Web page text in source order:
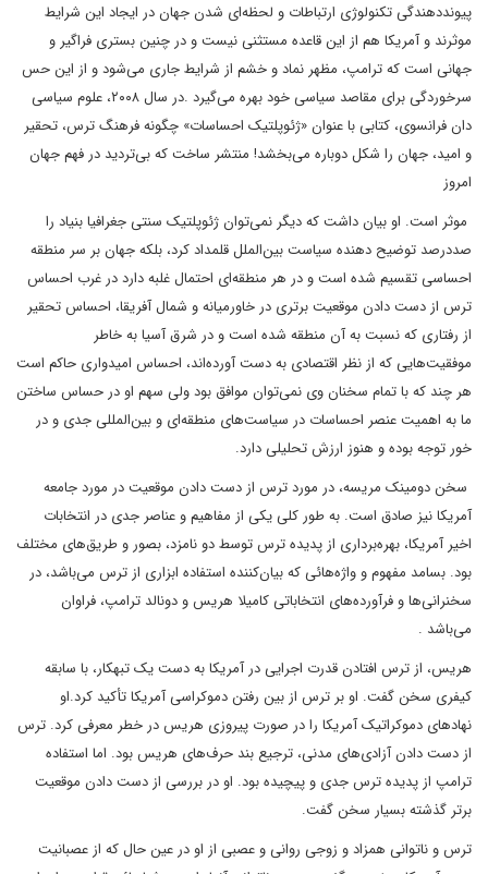
پیونددهندگی تکنولوژی ارتباطات و لحظه‌ای شدن جهان در ایجاد این شرایط
موثرند و آمریکا هم از این قاعده مستثنی نیست و در چنین بستری فراگیر و
جهانی است که ترامپ، مظهر نماد و خشم از شرایط جاری می‌شود و از این حس
سرخوردگی برای مقاصد سیاسی خود بهره می‌گیرد .در سال ۲۰۰۸، علوم سیاسی
دان فرانسوی، کتابی با عنوان «ژئوپلتیک احساسات» چگونه فرهنگ ترس، تحقیر
و امید، جهان را شکل دوباره می‌بخشد! منتشر ساخت که بی‌تردید در فهم جهان
امروز
موثر است. او بیان داشت که دیگر نمی‌توان ژئوپلتیک سنتی جغرافیا بنیاد را
صددرصد توضیح دهنده سیاست بین‌الملل قلمداد کرد، بلکه جهان بر سر منطقه
احساسی تقسیم شده است و در هر منطقه‌ای احتمال غلبه دارد در غرب احساس
ترس از دست دادن موقعیت‌ برتری در خاورمیانه و شمال آفریقا، احساس تحقیر
از رفتاری که نسبت به آن منطقه شده است و در شرق آسیا به خاطر
موفقیت‌هایی که از نظر اقتصادی به دست آورده‌اند، احساس امیدواری حاکم است
هر چند که با تمام سخنان وی نمی‌توان موافق بود ولی سهم او در حساس ساختن
ما به اهمیت عنصر احساسات در سیاست‌های منطقه‌ای و بین‌المللی جدی و در
خور توجه بوده و هنوز ارزش تحلیلی دارد.
سخن دومینک مریسه، در مورد ترس از دست دادن موقعیت در مورد جامعه
آمریکا نیز صادق است. به طور کلی یکی از مفاهیم و عناصر جدی در انتخابات
اخیر آمریکا، بهره‌برداری از پدیده ترس توسط دو نامزد، بصور و طریق‌های مختلف
بود. بسامد مفهوم و واژه‌هائی که بیان‌کننده استفاده ابزاری از ترس می‌باشد، در
سخنرانی‌ها و فرآورده‌های انتخاباتی کامیلا هریس و دونالد ترامپ، فراوان
می‌باشد .
هریس، از ترس افتادن قدرت اجرایی در آمریکا به دست یک تبهکار، با سابقه
کیفری سخن گفت. او بر ترس از بین رفتن دموکراسی آمریکا تأکید کرد.او
نهادهای دموکراتیک آمریکا را در صورت پیروزی هریس در خطر معرفی کرد. ترس
از دست دادن آزادی‌های مدنی، ترجیع بند حرف‌های هریس بود. اما استفاده
ترامپ از پدیده ترس جدی و پیچیده بود. او در بررسی از دست دادن موقعیت
برتر گذشته بسیار سخن گفت.
ترس و ناتوانی همزاد و زوجی روانی و عصبی از او در عین حال که از عصبانیت